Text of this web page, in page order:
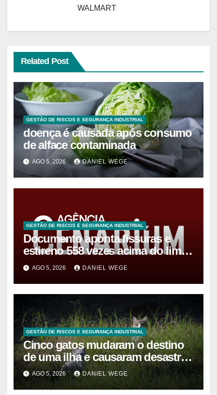
WALMART
Related Post
GESTÃO DE RISCOS E SEGURANÇA INDUSTRIAL
doença é causada após consumo
de alface contaminada
AGO 5, 2026 DANIEL WEGE
GESTÃO DE RISCOS E SEGURANÇA INDUSTRIAL
Documento aponta fissuras e
estireno 558 vezes acima do limite
após vazamento em Manaus
AGO 5, 2026 DANIEL WEGE
GESTÃO DE RISCOS E SEGURANÇA INDUSTRIAL
Cinco gatos mudaram o destino
de uma ilha e causaram desastre
ambiental de R$ 127 milhões
AGO 5, 2026 DANIEL WEGE